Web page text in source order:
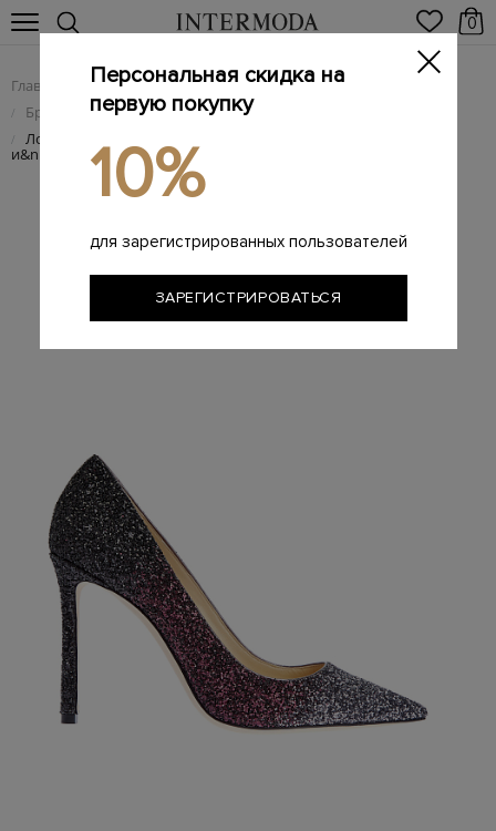
0
Главная Женщинам / Женская обувь
/ Брендовые женские туфли
/ Лодочки Romy с&nbsp;градиентным эффектом
и&nbsp;мерцающим покрытием
Персональная скидка на
первую покупку
10%
для зарегистрированных пользователей
ЗАРЕГИСТРИРОВАТЬСЯ